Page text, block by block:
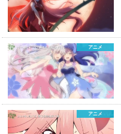
アニメ
アニメ